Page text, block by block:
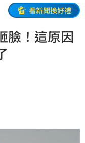
看新聞換好禮
臉！這原因